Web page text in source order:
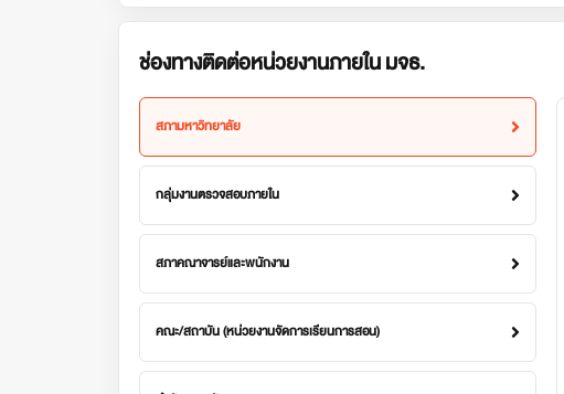
ช่องทางติดต่อหน่วยงานภายใน มจธ.
สภามหาวิทยาลัย
กลุ่มงานตรวจสอบภายใน
สภาคณาจารย์และพนักงาน
คณะ/สถาบัน (หน่วยงานจัดการเรียนการสอน)